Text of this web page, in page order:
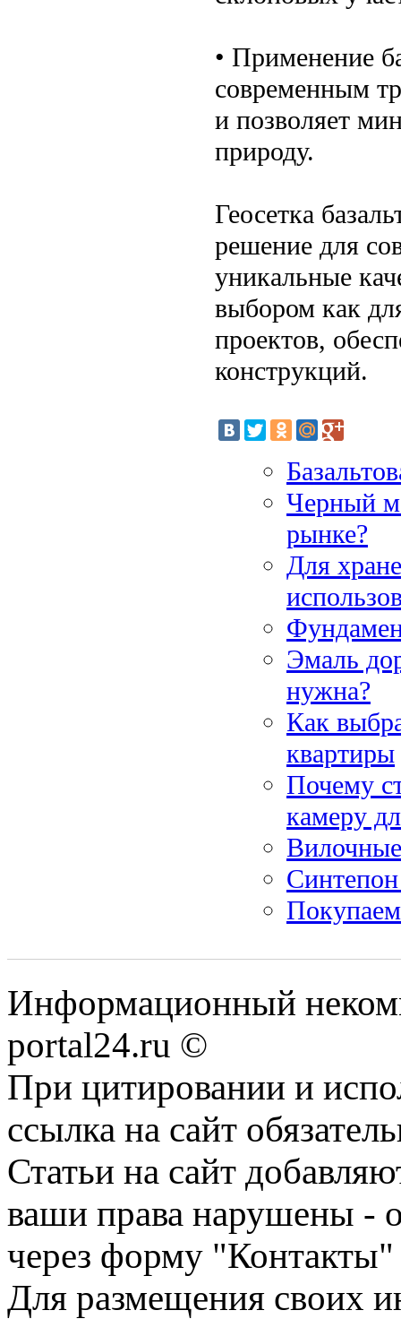
• Применение
современным
и позволяет
природу.
Геосетка
решение для
уникальные
выбором как
проектов,
конструкций.
Черный
рынке?
Для
Эмаль
нужна?
Как
квартиры
Почему
камеру
Информационный
portal24.ru ©
При цитировании и
ссылка на сайт
Статьи на сайт
ваши права нарушены -
через форму "Контакты"
Для размещения своих